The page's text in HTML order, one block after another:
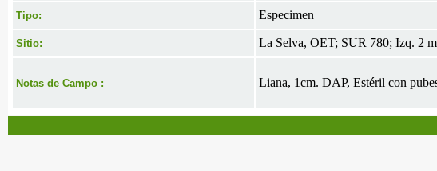
Tipo: Especimen
Sitio: La Selva, OET; SUR 780; Izq. 2
Notas de Campo : Liana, 1cm. DAP, Estéril con